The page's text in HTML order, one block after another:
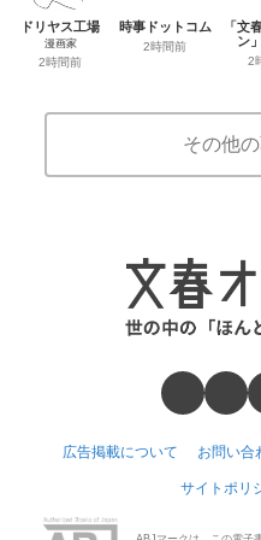
ドリヤス工場
漫画家
2時間前
時事ドットコム
2時間前
「文
ン
2
その他
広告掲載について お問い合
サイトポリ